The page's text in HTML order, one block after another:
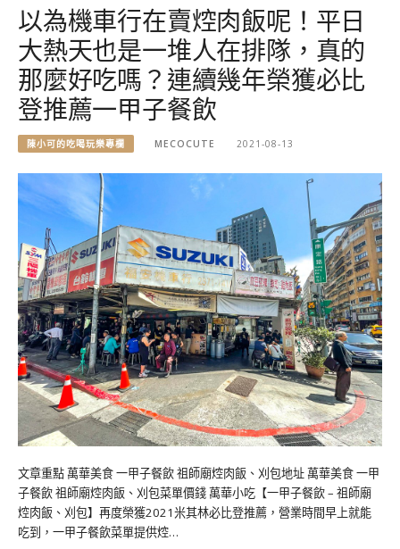
以為機車行在賣焢肉飯呢！平日
大熱天也是一堆人在排隊，真的
那麼好吃嗎？連續幾年榮獲必比
登推薦一甲子餐飲
陳小可的吃喝玩樂專欄 MECOCUTE 2021-08-13
文章重點 萬華美食 一甲子餐飲 祖師廟焢肉飯、刈包地址 萬華美食 一甲
子餐飲 祖師廟焢肉飯、刈包菜單價錢 萬華小吃【一甲子餐飲 – 祖師廟
焢肉飯、刈包】再度榮獲2021米其林必比登推薦，營業時間早上就能
吃到，一甲子餐飲菜單提供焢…